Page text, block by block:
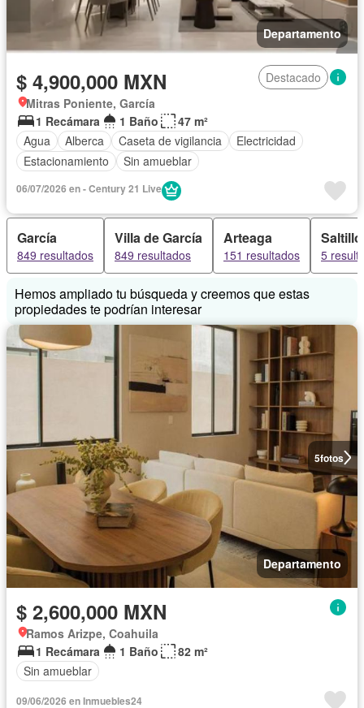
Departamento
$ 4,900,000 MXN
Destacado
Mitras Poniente, García
1 Recámara
1 Baño
47 m²
Agua
Alberca Caseta de vigilancia
Electricidad
Estacionamiento
Sin amueblar
06/07/2026 en - Century 21 Live
García
849 resultados
Villa de García
849 resultados
Arteaga
151 resultados
Saltillo
5
Hemos ampliado tu búsqueda y creemos que estas
propiedades te podrían interesar
5fotos
Departamento
$ 2,600,000 MXN
Ramos Arizpe, Coahuila
1 Recámara
1 Baño
82 m²
Sin amueblar
09/06/2026 en Inmuebles24